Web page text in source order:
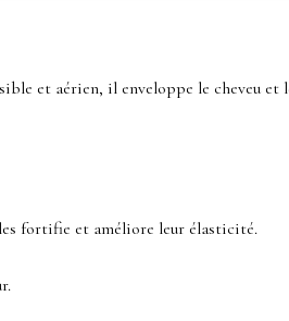
et aérien, il enveloppe le cheveu
les fortifie et améliore leur élasticité.